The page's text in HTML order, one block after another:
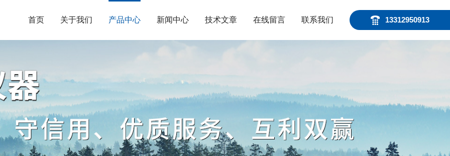
13312950913
首页 关于我们 产品中心 新闻中心 技术文章 在线留言 联系我们